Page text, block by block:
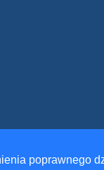
poprawnego